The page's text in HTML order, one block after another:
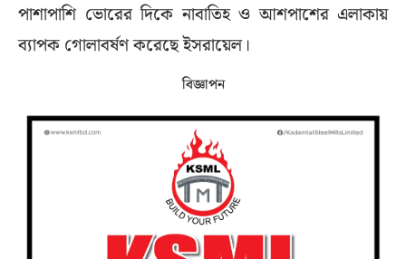
পাশাপাশি ভোরের দিকে নাবাতিহ ও আশপাশের এলাকায়
ব্যাপক গোলাবর্ষণ করেছে ইসরায়েল।
বিজ্ঞাপন